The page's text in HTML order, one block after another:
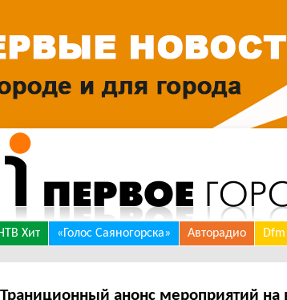
Хит «Голос Саяногорска» Авторадио Dfm
Траниционный анонс мероприятий